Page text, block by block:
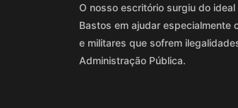
O nosso escritório surgiu do
Bastos em ajudar especialmente
e militares que sofrem
Administração Pública.